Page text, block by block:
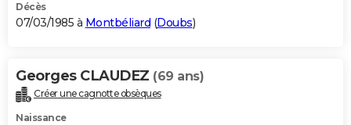
Décès
07/03/1985 à Montbéliard (Doubs)
Georges CLAUDEZ (69 ans)
Créer une cagnotte obsèques
Naissance